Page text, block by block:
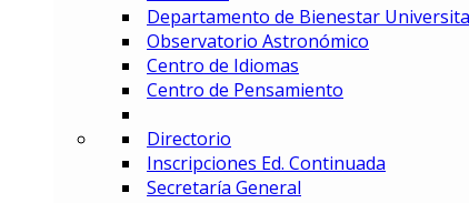
MAF – Maestría en
MAGD – Maestría en
MCI – Maestría en
MDEMEC – Maestría en
MGCS – Maestría en
Maestría en Gerencia
Departamento de Bienestar
Observatorio Astronómico
Centro de Idiomas
Centro de Pensamiento
Directorio
Inscripciones Ed. Continuada
Secretaría General